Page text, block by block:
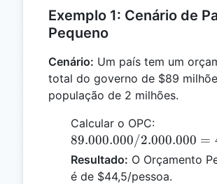
Exemplo 1: Cenário de
Pequeno
Cenário: Um país tem um
total do governo de $89
população de 2 milhões.
Calcular o OPC:
/
2.000.000
= 44,5
89.000.000/2.000.000 =
Resultado: O Orçamento
é de $44,5/pessoa.